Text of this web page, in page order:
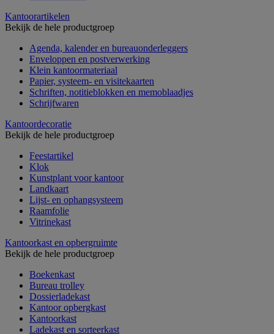
Kantoorartikelen
Bekijk de hele productgroep
Agenda, kalender en bureauonderleggers
Enveloppen en postverwerking
Klein kantoormateriaal
Papier, systeem- en visitekaarten
Schriften, notitieblokken en memoblaadjes
Schrijfwaren
Kantoordecoratie
Bekijk de hele productgroep
Feestartikel
Klok
Kunstplant voor kantoor
Landkaart
Lijst- en ophangsysteem
Raamfolie
Vitrinekast
Kantoorkast en opbergruimte
Bekijk de hele productgroep
Boekenkast
Bureau trolley
Dossierladekast
Kantoor opbergkast
Kantoorkast
Ladekast en sorteerkast